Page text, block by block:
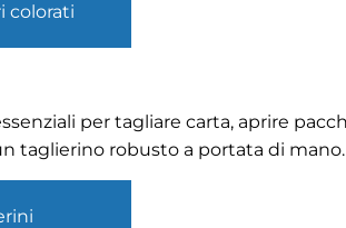
colorati
per tagliare carta, aprire
taglierino robusto a portata di mano.